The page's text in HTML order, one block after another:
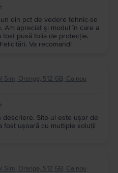
din pct de vedere tehnic-se
Am apreciat și modul în care a
fost pusă folia de protecție.
Va recomand!
Orange, 512 GB, Ca nou
descriere. Site-ul este ușor de
fost ușoară cu multiple soluții
Orange, 512 GB, Ca nou